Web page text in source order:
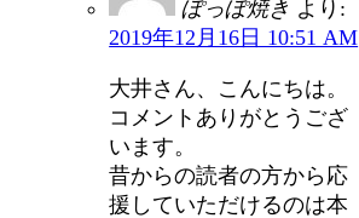
ぽっぽ焼き より:
2019年12月16日 10:51 AM
大井さん、こんにちは。
コメントありがとうござ
います。
昔からの読者の方から応
援していただけるのは本